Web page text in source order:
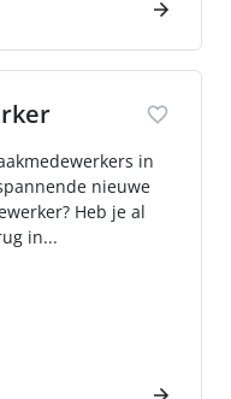
in
nieuwe
Heb je al
in...